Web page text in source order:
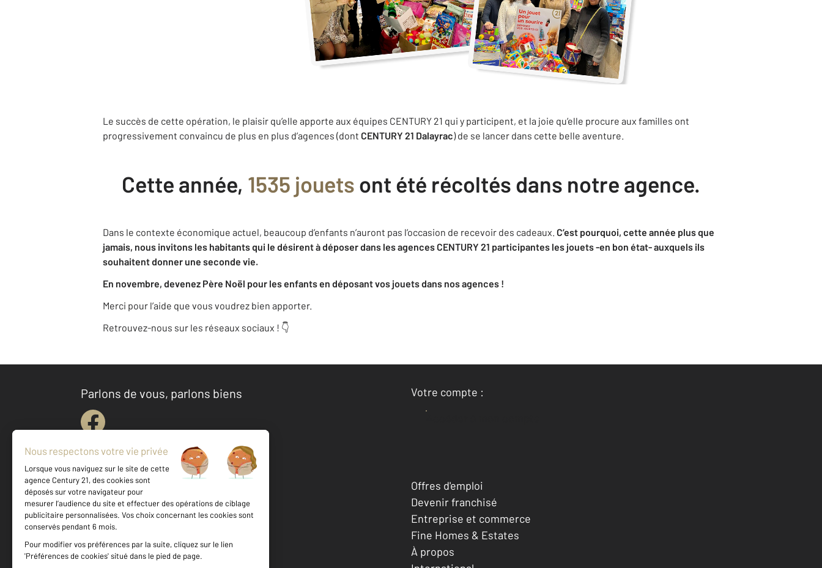
Le succès de cette opération, le plaisir qu’elle apporte aux équipes CENTURY 21 qui y participent, et la joie qu’elle procure aux familles ont
progressivement convaincu de plus en plus d’agences (dont CENTURY 21 Dalayrac) de se lancer dans cette belle aventure.
Cette année, 1535 jouets ont été récoltés dans notre agence.
Dans le contexte économique actuel, beaucoup d’enfants n’auront pas l’occasion de recevoir des cadeaux. C’est pourquoi, cette année plus que
jamais, nous invitons les habitants qui le désirent à déposer dans les agences CENTURY 21 participantes les jouets -en bon état- auxquels ils
souhaitent donner une seconde vie.
En novembre, devenez Père Noël pour les enfants en déposant vos jouets dans nos agences !
Merci pour l’aide que vous voudrez bien apporter.
Retrouvez-nous sur les réseaux sociaux ! 👇
Parlons de vous, parlons biens
Votre compte :
Votre agence est notée
Achat
Location
Offres d'emploi
Devenir franchisé
Entreprise et commerce
Fine Homes & Estates
À propos